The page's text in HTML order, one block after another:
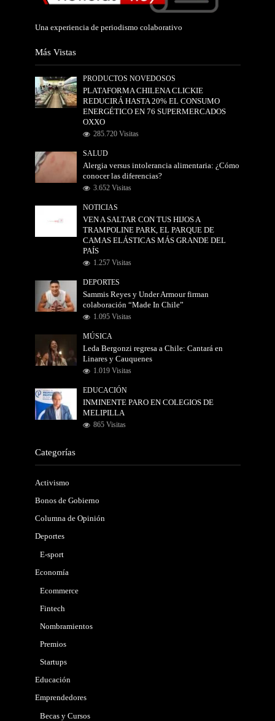
Una experiencia de periodismo colaborativo
Más Vistas
PRODUCTOS NOVEDOSOS
PLATAFORMA CHILENA CLICKIE
REDUCIRÁ HASTA 20% EL CONSUMO
ENERGÉTICO EN 76 SUPERMERCADOS
OXXO
285.720 Visitas
SALUD
Alergia versus intolerancia alimentaria: ¿Cómo
conocer las diferencias?
3.652 Visitas
NOTICIAS
VEN A SALTAR CON TUS HIJOS A
TRAMPOLINE PARK, EL PARQUE DE
CAMAS ELÁSTICAS MÁS GRANDE DEL
PAÍS
1.257 Visitas
DEPORTES
Sammis Reyes y Under Armour firman
colaboración “Made In Chile”
1.095 Visitas
MÚSICA
Leda Bergonzi regresa a Chile: Cantará en
Linares y Cauquenes
1.019 Visitas
EDUCACIÓN
INMINENTE PARO EN COLEGIOS DE
MELIPILLA
865 Visitas
Categorías
Activismo
Bonos de Gobierno
Columna de Opinión
Deportes
E-sport
Economía
Ecommerce
Fintech
Nombramientos
Premios
Startups
Educación
Emprendedores
Becas y Cursos